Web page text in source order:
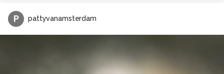
P pattyvanamsterdam